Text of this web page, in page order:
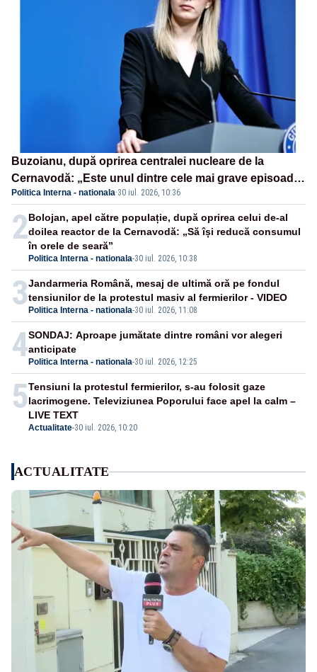
Buzoianu, după oprirea centralei nucleare de la
Cernavodă: „Este unul dintre cele mai grave episoade
de secetă din ultimii ani de zile”
Politica Interna - nationala·30 iul. 2026, 10:36
2
Politica Interna - nationala-30 iul. 2026, 10:38
Bolojan, apel către populație, după oprirea celui de-al
doilea reactor de la Cernavodă: „Să își reducă consumul
în orele de seară”
3 Politica Interna - nationala-30 iul. 2026, 11:08
Jandarmeria Română, mesaj de ultimă oră pe fondul
tensiunilor de la protestul masiv al fermierilor - VIDEO
4 Politica Interna - nationala-30 iul. 2026, 12:25
SONDAJ: Aproape jumătate dintre români vor alegeri
anticipate
5
Actualitate-30 iul. 2026, 10:20
Tensiuni la protestul fermierilor, s-au folosit gaze
lacrimogene. Televiziunea Poporului face apel la calm –
LIVE TEXT
ACTUALITATE